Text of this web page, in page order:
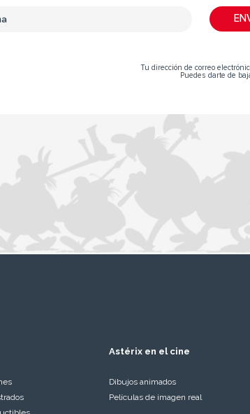
Tu dirección de correo
Puedes darte de
Astérix en el cine
Dibujos animados
Películas de imagen real